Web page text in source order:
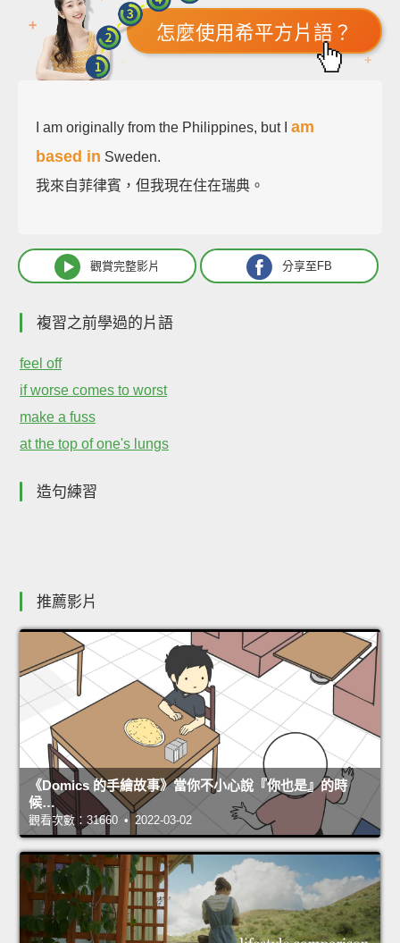
怎麼使用希平方片語？
I am originally from the Philippines, but I am
based in Sweden.
我來自菲律賓，但我現在住在瑞典。
觀賞完整影片 分享至FB
複習之前學過的片語
feel off
if worse comes to worst
make a fuss
at the top of one's lungs
造句練習
推薦影片
《Domics 的手繪故事》當你不小心說『你也是』的時
候…
觀看次數：31660 • 2022-03-02